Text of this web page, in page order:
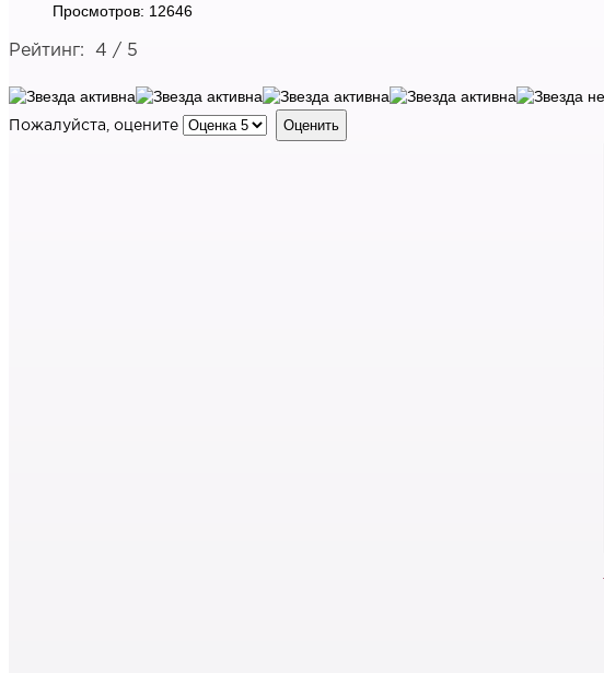
Просмотров: 12646
Рейтинг: 4 / 5
Пожалуйста, оцените